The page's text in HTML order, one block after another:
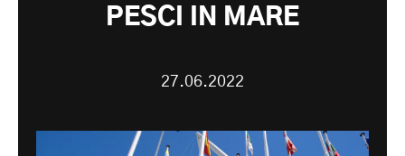
PESCI IN MARE
27.06.2022